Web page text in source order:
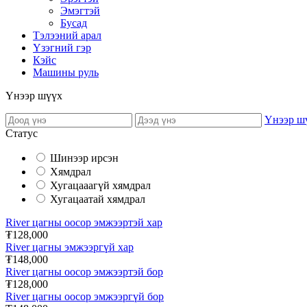
Эмэгтэй
Бусад
Тэлээний арал
Үзэгний гэр
Кэйс
Машины руль
Үнээр шүүх
Үнээр
Статус
Шинээр ирсэн
Хямдрал
Хугацааагүй хямдрал
Хугацаатай хямдрал
River цагны оосор эмжээртэй хар
₮128,000
River цагны эмжээргүй хар
₮148,000
River цагны оосор эмжээртэй бор
₮128,000
River цагны оосор эмжээргүй бор